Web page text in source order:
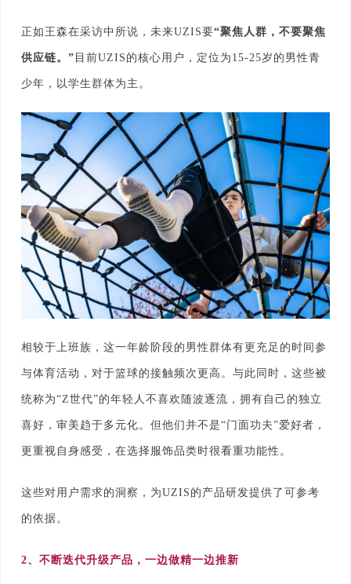
正如王森在采访中所说，未来UZIS要“聚焦人群，不要聚焦
供应链。” 目前UZIS的核心用户，定位为15-25岁的男性青
少年，以学生群体为主。
相较于上班族，这一年龄阶段的男性群体有更充足的时间参
与体育活动，对于篮球的接触频次更高。与此同时，这些被
统称为“Z世代”的年轻人不喜欢随波逐流，拥有自己的独立
喜好，审美趋于多元化。但他们并不是“门面功夫”爱好者，
更重视自身感受，在选择服饰品类时很看重功能性。
这些对用户需求的洞察，为UZIS的产品研发提供了可参考
的依据。
2、不断迭代升级产品，一边做精一边推新